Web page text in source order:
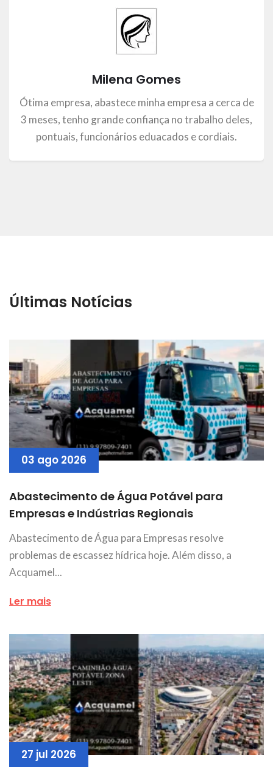
Milena Gomes
Ótima empresa, abastece minha empresa a cerca de
3 meses, tenho grande confiança no trabalho deles,
pontuais, funcionários eduacados e cordiais.
Últimas Notícias
03 ago 2026
Abastecimento de Água Potável para
Empresas e Indústrias Regionais
Abastecimento de Água para Empresas resolve
problemas de escassez hídrica hoje. Além disso, a
Acquamel...
Ler mais
27 jul 2026